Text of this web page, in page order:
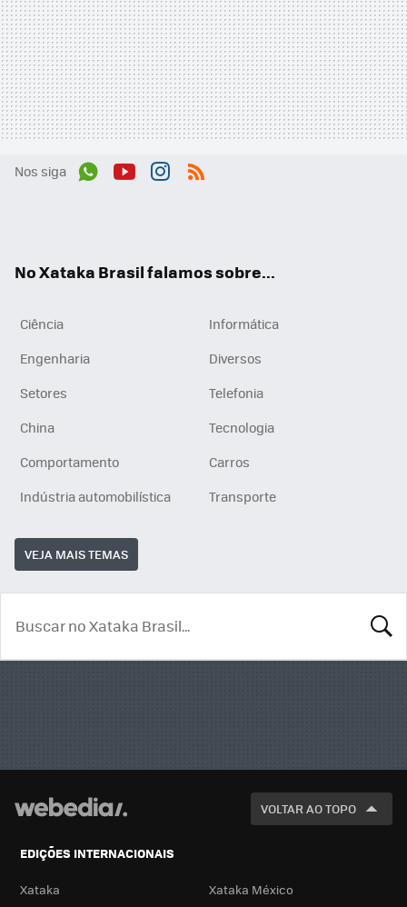
Nos siga
No Xataka Brasil falamos sobre...
Ciência
Informática
Engenharia
Diversos
Setores
Telefonia
China
Tecnologia
Comportamento
Carros
Indústria automobilística
Transporte
VEJA MAIS TEMAS
VOLTAR AO TOPO
EDIÇÕES INTERNACIONAIS
Xataka Xataka México